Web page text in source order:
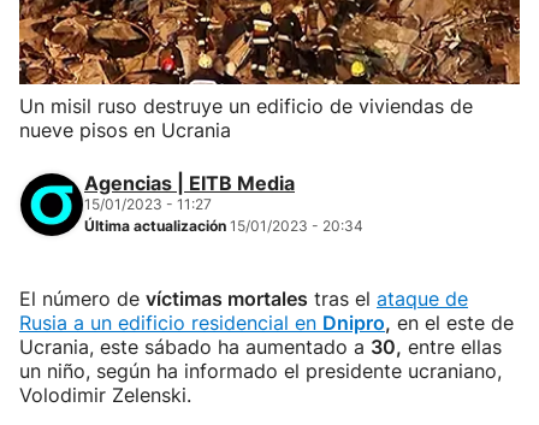
Un misil ruso destruye un edificio de viviendas de
nueve pisos en Ucrania
Agencias | EITB Media
15/01/2023 - 11:27
Última actualización 15/01/2023 - 20:34
El número de víctimas mortales tras el ataque de
Rusia a un edificio residencial en Dnipro, en el este de
Ucrania, este sábado ha aumentado a 30, entre ellas
un niño, según ha informado el presidente ucraniano,
Volodimir Zelenski.